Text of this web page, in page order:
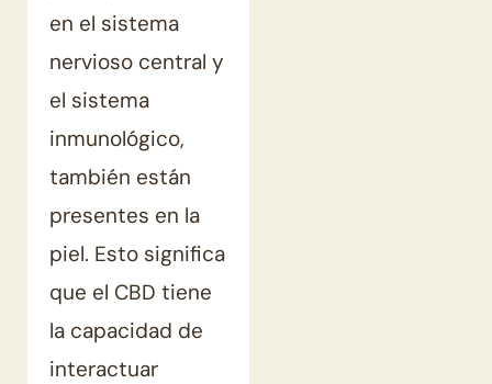
en el sistema
nervioso central y
el sistema
inmunológico,
también están
presentes en la
piel. Esto significa
que el CBD tiene
la capacidad de
interactuar